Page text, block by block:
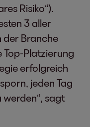
Risiko“).
3 aller
der Branche
Top-Platzierung
erfolgreich
jeden Tag
werden“, sagt